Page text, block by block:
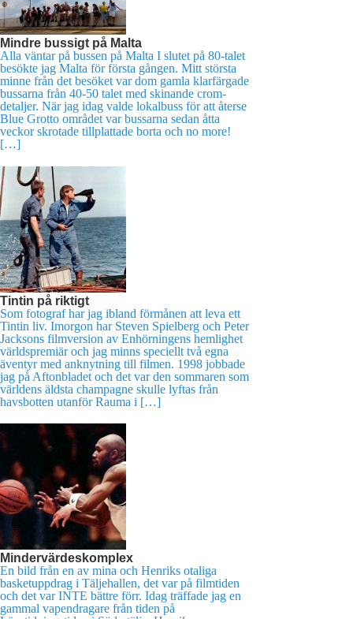
Mindre bussigt på Malta
Alla väntar på bussen på Malta I slutet på 80-talet
besökte jag Malta för första gången. Mitt största
minne från det besöket var dom gamla klarfärgade
bussarna från 40-50 talet med skinande crom-
detaljer. När jag idag valde lokalbuss för att återse
Blue Grotto området var bussarna sedan åtta
veckor skrotade tillplattade borta och no more!
[…]
Tintin på riktigt
Som fotograf har jag ibland förmånen att leva ett
Tintin liv. Imorgon har Steven Spielberg och Peter
Jacksons filmversion av Enhörningens hemlighet
världspremiär och jag minns speciellt två egna
äventyr med anknytning till filmen. 1998 jobbade
jag på Aftonbladet och det var den sommaren som
världens äldsta champagne skulle lyftas från
havsbotten utanför Rauma i […]
Mindervärdeskomplex
En bild från en av mina och Henriks otaliga
basketuppdrag i Täljehallen, det var på filmtiden
och det var INTE bättre förr. Idag träffade jag en
gammal vapendragare från tiden på